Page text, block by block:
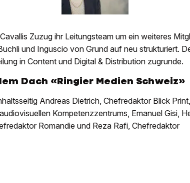
Zuzug ihr Leitungsteam um ein weiteres
und Inguscio von Grund auf neu strukturiert.
in Content und Digital & Distribution zugrunde.
Dach «Ringier Medien Schweiz»
Andreas Dietrich, Chefredaktor Blick Print,
Kompetenzzentrums, Emanuel Gisi,
Romandie und Reza Rafi, Chefredaktor